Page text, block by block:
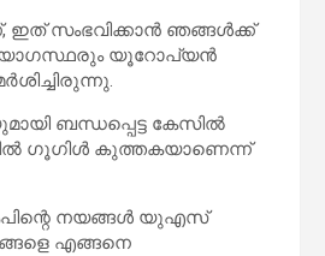
ഇത് സംഭവിക്കാൻ ഞങ്ങൾക്ക്
ഉദ്യോഗസ്ഥരും യൂറോപ്യൻ
ബന്ധപ്പെട്ട കേസിൽ
ഗൂഗിൾ കുത്തകയാണെന്ന്
നയങ്ങൾ യുഎസ്
എങ്ങനെ